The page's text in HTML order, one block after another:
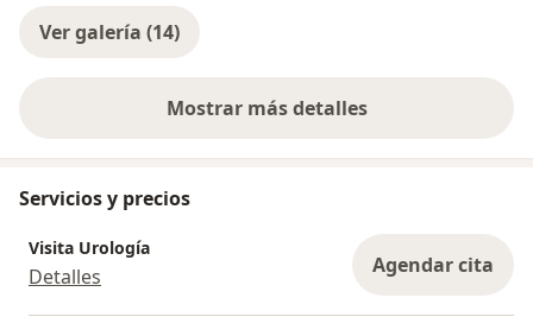
Ver galería (14)
Mostrar más detalles
sobre la experiencia
Servicios y precios
Visita Urología
Detalles Agendar cita